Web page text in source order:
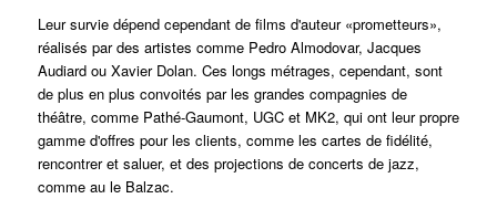
Leur survie dépend cependant de films d'auteur «prometteurs»,
réalisés par des artistes comme Pedro Almodovar, Jacques
Audiard ou Xavier Dolan. Ces longs métrages, cependant, sont
de plus en plus convoités par les grandes compagnies de
théâtre, comme Pathé-Gaumont, UGC et MK2, qui ont leur propre
gamme d'offres pour les clients, comme les cartes de fidélité,
rencontrer et saluer, et des projections de concerts de jazz,
comme au le Balzac.